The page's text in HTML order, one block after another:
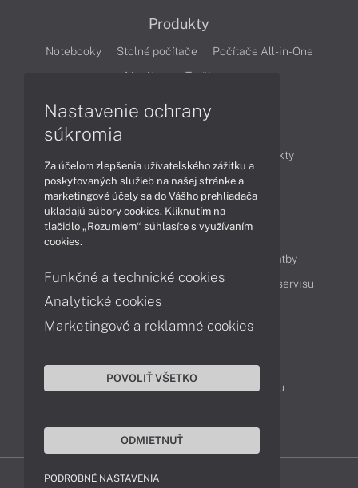
Produkty
Notebooky Stolné počítače
Počítače All-in-One
Monitory
Tlačiarne
Produkty
Technológie
Videá
Obsah
Možnosti doručenia a platby
Podpora a servis
Servisné služby Cenník servisu
Kontakty
043 4224 771
Obchodné oddelenie
Reklamácia tovaru
Nastavenie ochrany
súkromia
Za účelom zlepšenia užívateľského zážitku a
poskytovaných služieb na našej stránke a
marketingové účely sa do Vášho prehliadača
ukladajú súbory cookies. Kliknutím na
tlačidlo „Rozumiem“ súhlasíte s využívaním
cookies.
Funkčné a technické cookies
Analytické cookies
Marketingové a reklamné cookies
POVOLIŤ VŠETKO
ODMIETNUŤ
PODROBNÉ NASTAVENIA